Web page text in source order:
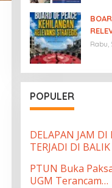
Rabu,
POPULER
DELAPAN JAM DI
TERJADI DI BALIK
PTUN Buka
UGM Terancam…